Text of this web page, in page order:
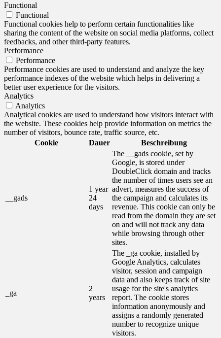
Functional
Functional
Functional cookies help to perform certain functionalities like
sharing the content of the website on social media platforms, collect
feedbacks, and other third-party features.
Performance
Performance
Performance cookies are used to understand and analyze the key
performance indexes of the website which helps in delivering a
better user experience for the visitors.
Analytics
Analytics
Analytical cookies are used to understand how visitors interact with
the website. These cookies help provide information on metrics the
number of visitors, bounce rate, traffic source, etc.
Cookie
Dauer Beschreibung
__gads
1 year
24
days
The __gads cookie, set by
Google, is stored under
DoubleClick domain and tracks
the number of times users see an
advert, measures the success of
the campaign and calculates its
revenue. This cookie can only be
read from the domain they are set
on and will not track any data
while browsing through other
sites.
_ga
2
years
The _ga cookie, installed by
Google Analytics, calculates
visitor, session and campaign
data and also keeps track of site
usage for the site's analytics
report. The cookie stores
information anonymously and
assigns a randomly generated
number to recognize unique
visitors.